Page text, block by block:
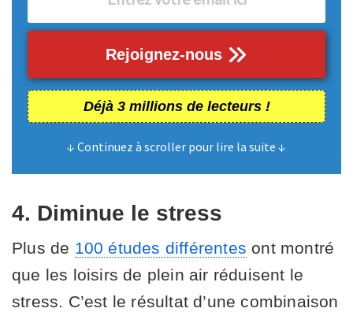
Rejoignez-nous
Déjà 3 millions de lecteurs !
↓ Continuez à scroller pour lire la suite ↓
4. Diminue le stress
Plus de 100 études différentes ont montré
que les loisirs de plein air réduisent le
stress. C’est le résultat d’une combinaison